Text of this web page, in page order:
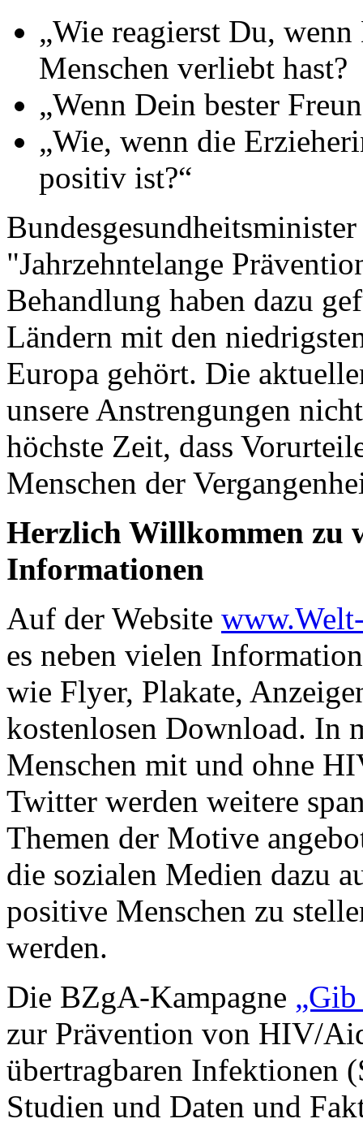
„Wie reagierst Du,
Menschen verliebt hast?
„Wenn Dein bester
„Wie, wenn die
positiv ist?“
"Jahrzehntelange
Behandlung haben dazu
Ländern mit den
Europa gehört. Die
unsere Anstrengungen
höchste Zeit, dass
Menschen der
Herzlich Willkommen zu
Informationen
Auf der Website
es neben vielen
wie Flyer, Plakate,
kostenlosen Download. In
Menschen mit und ohne
Twitter werden weitere
Themen der Motive
die sozialen Medien dazu
positive Menschen zu
werden.
Die BZgA-Kampagne
zur Prävention von HIV/
übertragbaren Infektionen
Studien und Daten und